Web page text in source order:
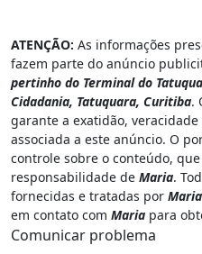
ATENÇÃO: As informações
fazem parte do anúncio
pertinho do Terminal do
Cidadania, Tatuquara, Curitiba.
garante a exatidão,
associada a este anúncio. O
controle sobre o conteúdo,
responsabilidade de Maria.
fornecidas e tratadas por Maria
em contato com Maria para
Comunicar problema